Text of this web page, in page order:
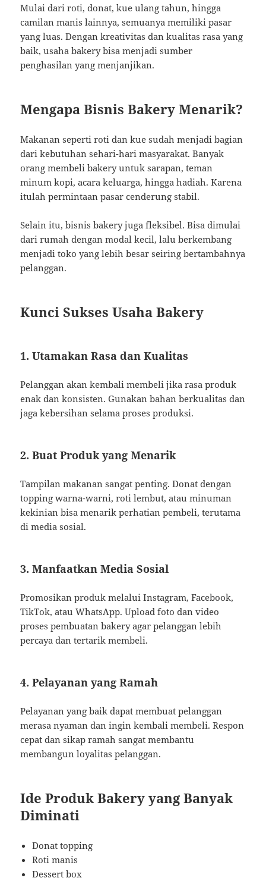
Mulai dari roti, donat, kue ulang tahun, hingga
camilan manis lainnya, semuanya memiliki pasar
yang luas. Dengan kreativitas dan kualitas rasa yang
baik, usaha bakery bisa menjadi sumber
penghasilan yang menjanjikan.
Mengapa Bisnis Bakery Menarik?
Makanan seperti roti dan kue sudah menjadi bagian
dari kebutuhan sehari-hari masyarakat. Banyak
orang membeli bakery untuk sarapan, teman
minum kopi, acara keluarga, hingga hadiah. Karena
itulah permintaan pasar cenderung stabil.
Selain itu, bisnis bakery juga fleksibel. Bisa dimulai
dari rumah dengan modal kecil, lalu berkembang
menjadi toko yang lebih besar seiring bertambahnya
pelanggan.
Kunci Sukses Usaha Bakery
1. Utamakan Rasa dan Kualitas
Pelanggan akan kembali membeli jika rasa produk
enak dan konsisten. Gunakan bahan berkualitas dan
jaga kebersihan selama proses produksi.
2. Buat Produk yang Menarik
Tampilan makanan sangat penting. Donat dengan
topping warna-warni, roti lembut, atau minuman
kekinian bisa menarik perhatian pembeli, terutama
di media sosial.
3. Manfaatkan Media Sosial
Promosikan produk melalui Instagram, Facebook,
TikTok, atau WhatsApp. Upload foto dan video
proses pembuatan bakery agar pelanggan lebih
percaya dan tertarik membeli.
4. Pelayanan yang Ramah
Pelayanan yang baik dapat membuat pelanggan
merasa nyaman dan ingin kembali membeli. Respon
cepat dan sikap ramah sangat membantu
membangun loyalitas pelanggan.
Ide Produk Bakery yang Banyak
Diminati
Donat topping
Roti manis
Dessert box